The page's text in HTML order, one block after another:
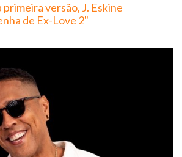
primeira versão, J. Eskine
de Ex-Love 2"